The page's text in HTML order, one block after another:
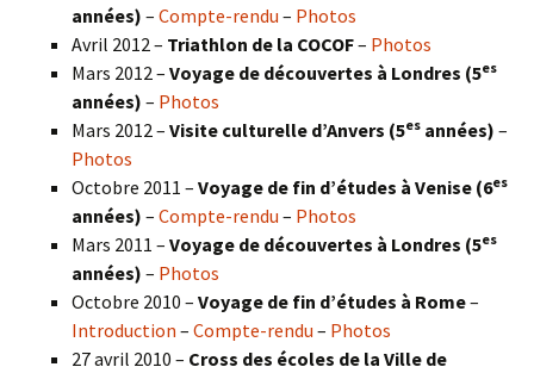
années) – Compte-rendu – Photos
Avril 2012 – Triathlon de la COCOF– Photos
Mars 2012 – Voyage de découvertes à Londres (5es
années) – Photos
Mars 2012 – Visite culturelle d’Anvers (5es années) –
Photos
Octobre 2011 – Voyage de fin d’études à Venise (6es
années) – Compte-rendu – Photos
Mars 2011 – Voyage de découvertes à Londres (5es
années) – Photos
Octobre 2010 – Voyage de fin d’études à Rome–
Introduction – Compte-rendu – Photos
27 avril 2010 – Cross des écoles de la Ville de